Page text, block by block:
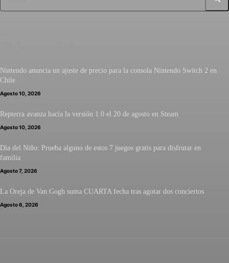
Nintendo anuncia un ajuste de precio para la consola Nintendo Switch 2 en
Chile
Agosto 10, 2026
Repterra avanza hacia la versión 1.0 el 20 de agosto en Steam
Agosto 10, 2026
Día del Niño: Prueba alguno de estos 7 juegos gratis para disfrutar en
familia
Agosto 7, 2026
La Oreja de Van Gogh suma CUARTA fecha tras agotar dos conciertos
Agosto 6, 2026